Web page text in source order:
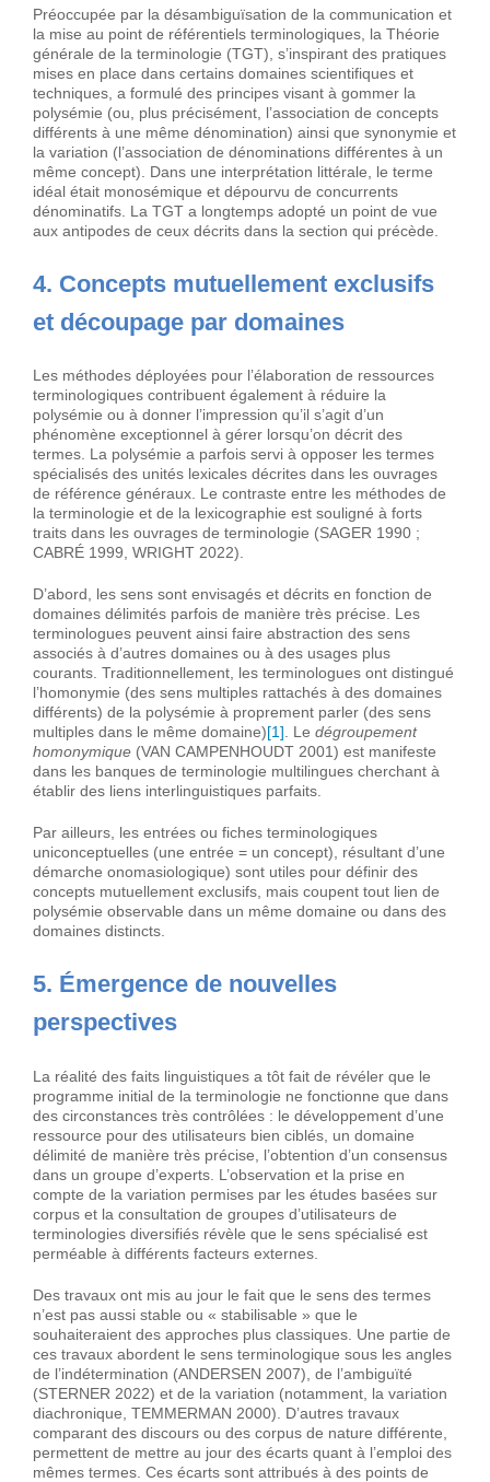
Préoccupée par la désambiguïsation de la communication et
la mise au point de référentiels terminologiques, la Théorie
générale de la terminologie (TGT), s’inspirant des pratiques
mises en place dans certains domaines scientifiques et
techniques, a formulé des principes visant à gommer la
polysémie (ou, plus précisément, l’association de concepts
différents à une même dénomination) ainsi que synonymie et
la variation (l’association de dénominations différentes à un
même concept). Dans une interprétation littérale, le terme
idéal était monosémique et dépourvu de concurrents
dénominatifs. La TGT a longtemps adopté un point de vue
aux antipodes de ceux décrits dans la section qui précède.
4. Concepts mutuellement exclusifs
et découpage par domaines
Les méthodes déployées pour l’élaboration de ressources
terminologiques contribuent également à réduire la
polysémie ou à donner l’impression qu’il s’agit d’un
phénomène exceptionnel à gérer lorsqu’on décrit des
termes. La polysémie a parfois servi à opposer les termes
spécialisés des unités lexicales décrites dans les ouvrages
de référence généraux. Le contraste entre les méthodes de
la terminologie et de la lexicographie est souligné à forts
traits dans les ouvrages de terminologie (SAGER 1990 ;
CABRÉ 1999, WRIGHT 2022).
D’abord, les sens sont envisagés et décrits en fonction de
domaines délimités parfois de manière très précise. Les
terminologues peuvent ainsi faire abstraction des sens
associés à d’autres domaines ou à des usages plus
courants. Traditionnellement, les terminologues ont distingué
l’homonymie (des sens multiples rattachés à des domaines
différents) de la polysémie à proprement parler (des sens
multiples dans le même domaine)[1]. Le dégroupement
homonymique (VAN CAMPENHOUDT 2001) est manifeste
dans les banques de terminologie multilingues cherchant à
établir des liens interlinguistiques parfaits.
Par ailleurs, les entrées ou fiches terminologiques
uniconceptuelles (une entrée = un concept), résultant d’une
démarche onomasiologique) sont utiles pour définir des
concepts mutuellement exclusifs, mais coupent tout lien de
polysémie observable dans un même domaine ou dans des
domaines distincts.
5. Émergence de nouvelles
perspectives
La réalité des faits linguistiques a tôt fait de révéler que le
programme initial de la terminologie ne fonctionne que dans
des circonstances très contrôlées : le développement d’une
ressource pour des utilisateurs bien ciblés, un domaine
délimité de manière très précise, l’obtention d’un consensus
dans un groupe d’experts. L’observation et la prise en
compte de la variation permises par les études basées sur
corpus et la consultation de groupes d’utilisateurs de
terminologies diversifiés révèle que le sens spécialisé est
perméable à différents facteurs externes.
Des travaux ont mis au jour le fait que le sens des termes
n’est pas aussi stable ou « stabilisable » que le
souhaiteraient des approches plus classiques. Une partie de
ces travaux abordent le sens terminologique sous les angles
de l’indétermination (ANDERSEN 2007), de l’ambiguïté
(STERNER 2022) et de la variation (notamment, la variation
diachronique, TEMMERMAN 2000). D’autres travaux
comparant des discours ou des corpus de nature différente,
permettent de mettre au jour des écarts quant à l’emploi des
mêmes termes. Ces écarts sont attribués à des points de